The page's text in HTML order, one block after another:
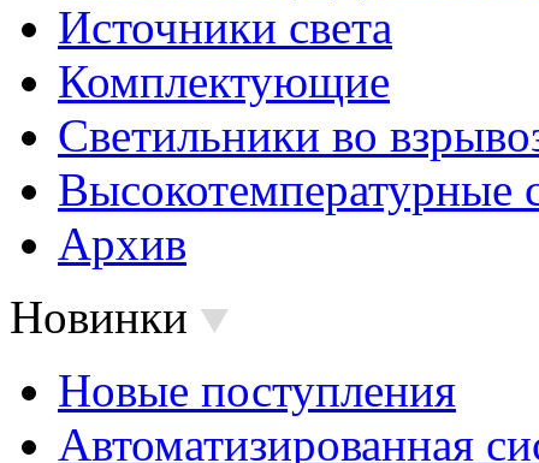
Источники света
Комплектующие
Светильники во
Высокотемпературные
Архив
Новинки
Новые поступления
Автоматизированная